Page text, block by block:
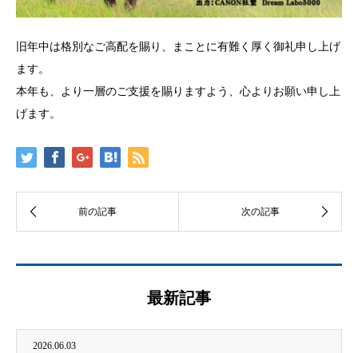
旧年中は格別なご高配を賜り、まことに有難く厚く御礼申し上げ
ます。
本年も、より一層のご支援を賜りますよう、心よりお願い申し上
げます。
最新記事
2026.06.03